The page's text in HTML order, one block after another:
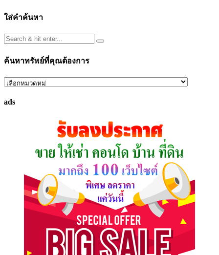
ใส่คำค้นหา
ค้นหาทรัพย์ที่คุณต้องการ
ค้นหา
ที่
ads